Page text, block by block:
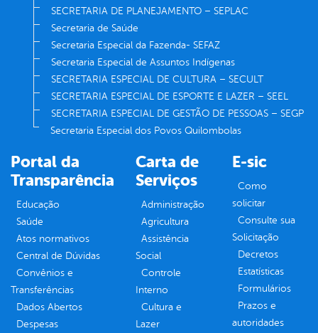
SECRETARIA DE PLANEJAMENTO – SEPLAC
Secretaria de Saúde
Secretaria Especial da Fazenda- SEFAZ
Secretaria Especial de Assuntos Indígenas
SECRETARIA ESPECIAL DE CULTURA – SECULT
SECRETARIA ESPECIAL DE ESPORTE E LAZER – SEEL
SECRETARIA ESPECIAL DE GESTÃO DE PESSOAS – SEGP
Secretaria Especial dos Povos Quilombolas
Portal da
Transparência
Educação
Saúde
Atos normativos
Central de Dúvidas
Convênios e
Transferências
Dados Abertos
Despesas
Carta de
Serviços
Administração
Agricultura
Assistência
Social
Controle
Interno
Cultura e
Lazer
E-sic
Como
solicitar
Consulte sua
Solicitação
Decretos
Estatísticas
Formulários
Prazos e
autoridades